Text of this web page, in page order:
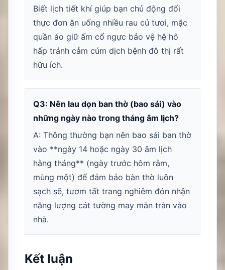
Biết lịch tiết khí giúp bạn chủ động đổi
thực đơn ăn uống nhiều rau củ tươi, mặc
quần áo giữ ấm cổ ngực bảo vệ hệ hô
hấp tránh cảm cúm dịch bệnh đô thị rất
hữu ích.
Q3: Nên lau dọn ban thờ (bao sái) vào
những ngày nào trong tháng âm lịch?
A: Thông thường bạn nên bao sái ban thờ
vào **ngày 14 hoặc ngày 30 âm lịch
hằng tháng** (ngày trước hôm rằm,
mùng một) để đảm bảo bàn thờ luôn
sạch sẽ, tươm tất trang nghiêm đón nhận
năng lượng cát tường may mắn tràn vào
nhà.
Kết luận